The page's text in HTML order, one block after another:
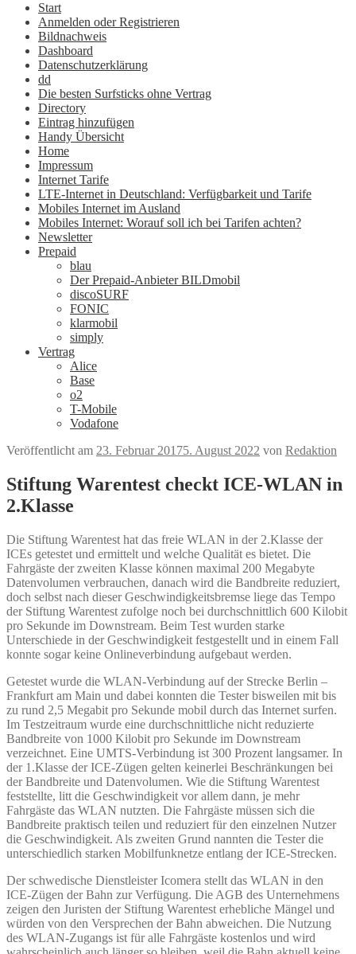
Start
Anmelden oder Registrieren
Bildnachweis
Dashboard
Datenschutzerklärung
dd
Die besten Surfsticks ohne Vertrag
Directory
Eintrag hinzufügen
Handy Übersicht
Home
Impressum
Internet Tarife
LTE-Internet in Deutschland: Verfügbarkeit und Tarife
Mobiles Internet im Ausland
Mobiles Internet: Worauf soll ich bei Tarifen achten?
Newsletter
Prepaid
blau
Der Prepaid-Anbieter BILDmobil
discoSURF
FONIC
klarmobil
simply
Vertrag
Alice
Base
o2
T-Mobile
Vodafone
Veröffentlicht am 23. Februar 20175. August 2022 von Redaktion
Stiftung Warentest checkt ICE-WLAN in
2.Klasse
Die Stiftung Warentest hat das freie WLAN in der 2.Klasse der
ICEs getestet und ermittelt und welche Qualität es bietet. Die
Fahrgäste der zweiten Klasse können maximal 200 Megabyte
Datenvolumen verbrauchen, danach wird die Bandbreite reduziert,
doch selbst nach dieser Geschwindigkeitsbremse liege das Tempo
der Stiftung Warentest zufolge noch bei durchschnittlich 600 Kilobit
pro Sekunde im Downstream. Beim Test wurden starke
Unterschiede in der Geschwindigkeit festgestellt und in einem Fall
konnte sogar keine Onlineverbindung aufgebaut werden.
Getestet wurde die WLAN-Verbindung auf der Strecke Berlin –
Frankfurt am Main und dabei konnten die Tester bisweilen mit bis
zu rund 2,5 Megabit pro Sekunde mobil durch das Internet surfen.
Im Testzeitraum wurde eine durchschnittliche nicht reduzierte
Bandbreite von 1000 Kilobit pro Sekunde im Downstream
verzeichnet. Eine UMTS-Verbindung ist 300 Prozent langsamer. In
der 1.Klasse der ICE-Zügen gelten keinerlei Beschränkungen bei
der Bandbreite und Datenvolumen. Wie die Stiftung Warentest
feststellte, litt die Geschwindigkeit vor allem dann, je mehr
Fahrgäste das WLAN nutzten. Die Fahrgäste müssen sich die
Bandbreite praktisch teilen und reduziert für den einzelnen Nutzer
die Geschwindigkeit. Als zweiten Grund nannten die Tester die
unterschiedlich starken Mobilfunknetze entlang der ICE-Strecken.
Der schwedische Dienstleister Icomera stellt das WLAN in den
ICE-Zügen der Bahn zur Verfügung. Die AGB des Unternehmens
zeigen den Juristen der Stiftung Warentest erhebliche Mängel und
würden von den Versprechen der Bahn abweichen. Die Nutzung
des WLAN-Zugangs ist für alle Fahrgäste kostenlos und wird